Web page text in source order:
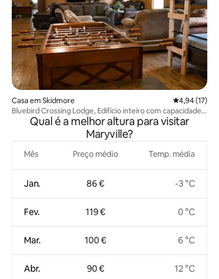
Casa em Skidmore Classificação
4,94 (17)
Bluebird Crossing Lodge, Edifício inteiro com capacidade
para 20 pessoas!
Qual é a melhor altura para visitar
Maryville?
Mês
Jan.
Fev.
Mar.
Abr.
Preço médio
86 €
119 €
100 €
90 €
Temp. média
-3 °C
0 °C
6 °C
12 °C